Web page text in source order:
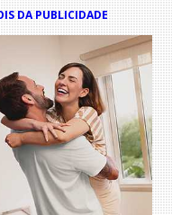
DA PUBLICIDADE